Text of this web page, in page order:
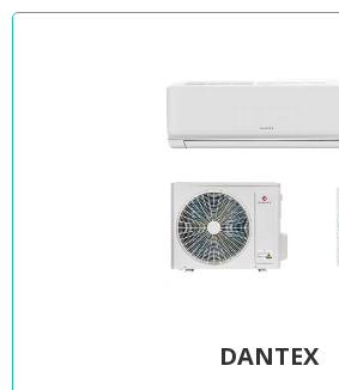
DANTEX